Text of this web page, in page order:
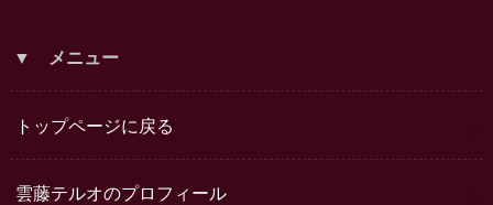
▼ メニュー
トップページに戻る
雲藤テルオのプロフィール